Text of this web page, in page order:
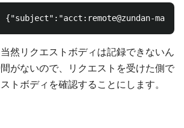
然リクエストボディは記録できないん
がないので、リクエストを受けた側で
トボディを確認することにします。